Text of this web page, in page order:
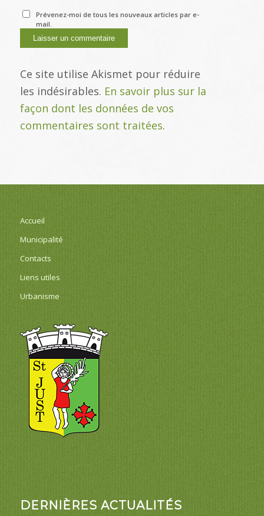
Prévenez-moi de tous les nouveaux articles par e-
mail.
Ce site utilise Akismet pour réduire
les indésirables. En savoir plus sur la
façon dont les données de vos
commentaires sont traitées.
Accueil
Municipalité
Contacts
Liens utiles
Urbanisme
DERNIÈRES ACTUALITÉS